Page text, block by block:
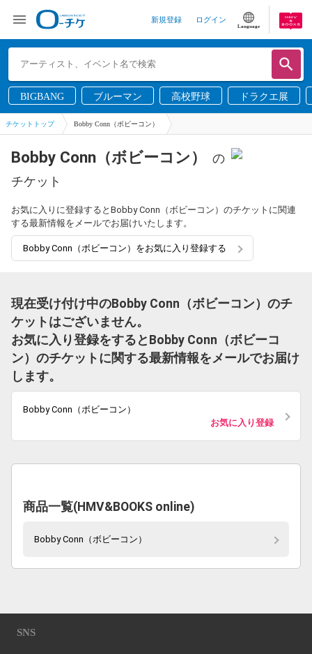
新規登録 ログイン
Language
BIGBANG ブルーマン 高校野球 ドラクエ展
チケットトップ Bobby Conn（ボビーコン）
Bobby Conn（ボビーコン）
の
チケット
お気に入りに登録するとBobby Conn（ボビーコン）のチケットに関連
する最新情報をメールでお届けいたします。
Bobby Conn（ボビーコン）をお気に入り登録する
現在受け付け中のBobby Conn（ボビーコン）のチ
ケットはございません。
お気に入り登録をするとBobby Conn（ボビーコ
ン）のチケットに関する最新情報をメールでお届け
します。
Bobby Conn（ボビーコン）
お気に入り登録
商品一覧(HMV&BOOKS online)
Bobby Conn（ボビーコン）
SNS